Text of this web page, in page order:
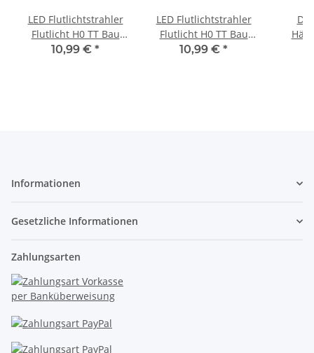
LED Flutlichtstrahler
Flutlicht H0 TT Bau
Strahler
10,99 € *
LED Flutlichtstrahler
Flutlicht H0 TT Bau
Strahler
10,99 € *
Informationen
Gesetzliche Informationen
Zahlungsarten